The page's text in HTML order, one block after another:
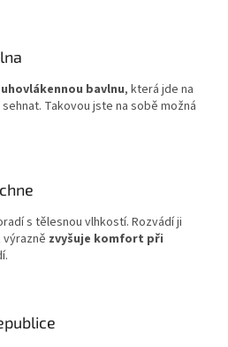
bavlnu, která jde na
Takovou jste na sobě možná
s tělesnou vlhkostí. Rozvádí ji
zvyšuje komfort při